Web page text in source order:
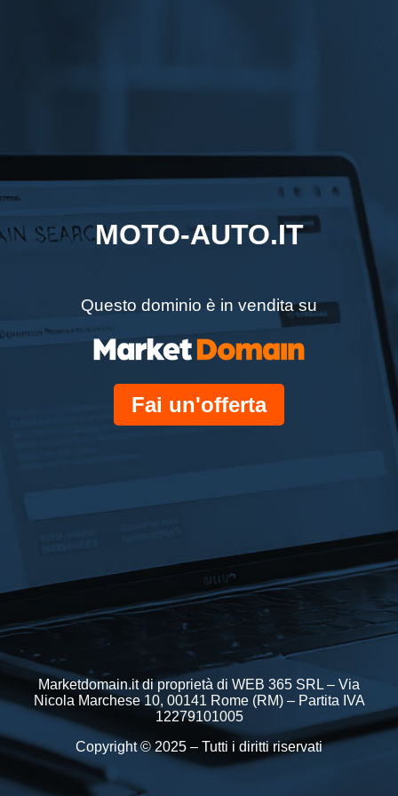
MOTO-AUTO.IT
Questo dominio è in vendita su
Fai un'offerta
Marketdomain.it di proprietà di WEB 365 SRL – Via
Nicola Marchese 10, 00141 Rome (RM) – Partita IVA
12279101005
Copyright © 2025 – Tutti i diritti riservati